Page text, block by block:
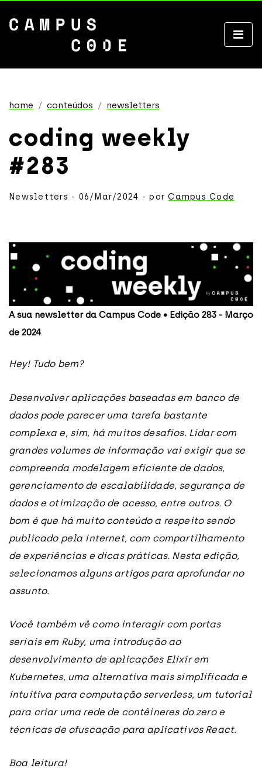
home conteúdos newsletters
coding weekly
#283
Newsletters - 06/Mar/2024 - porCampus Code
A sua newsletter da Campus Code • Edição 283 - Março
de 2024
Hey! Tudo bem?
Desenvolver aplicações baseadas em banco de
dados pode parecer uma tarefa bastante
complexa e, sim, há muitos desafios. Lidar com
grandes volumes de informação vai exigir que se
compreenda modelagem eficiente de dados,
gerenciamento de escalabilidade, segurança de
dados e otimização de acesso, entre outros. O
bom é que há muito conteúdo a respeito sendo
publicado pela internet, com compartilhamento
de experiências e dicas práticas. Nesta edição,
selecionamos alguns artigos para aprofundar no
assunto.
Você também vê como interagir com portas
seriais em Ruby, uma introdução ao
desenvolvimento de aplicações Elixir em
Kubernetes, uma alternativa mais simplificada e
intuitiva para computação serverless, um tutorial
para criar uma rede de contêineres do zero e
técnicas de ofuscação para aplicativos React.
Boa leitura!